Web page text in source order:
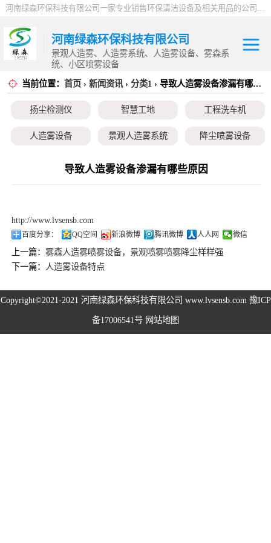
河南绿森环保科技有限公司一家专业销售环保清洁设备及相关用品的公司，产品包括：音乐喷泉、雾森系统、人造雾设备、景观人造雾、人造雾系统、小区喷雾设备、高压喷雾降尘设备、料仓喷雾除尘系统、喷雾降温加湿设备、郑州喷雾消毒设备，等八大系列上百个品种。
河南绿森环保科技有限公司
景观人造雾、人造雾系统、人造雾设备、雾森系
统、小区喷雾设备
当前位置： 首页 › 新闻资讯› 分类1 › 导致人造雾设备渗漏有哪些原因
扬尘检测仪 智慧工地 工程洗车机
人造雾设备 景观人造雾系统 降尘喷雾设备
小区喷雾设备 高空除尘雾桩 广场音乐喷泉
导致人造雾设备渗漏有哪些原因
http://www.lvsensb.com
百度分享： QQ空间 新浪微博 腾讯微博 人人网 微信
上一篇：雾森人造雾喷雾设备，景观喷雾喷雾降尘样样强
下一篇： 人造雾设备特点
Copyright©2021-2021 河南绿森环保科技有限公司 www.lvsensb.com 豫ICP
备17006541号 网站地图
扬尘检测仪
智慧工地
降尘喷雾设备
小区喷雾设备
高空除尘雾桩